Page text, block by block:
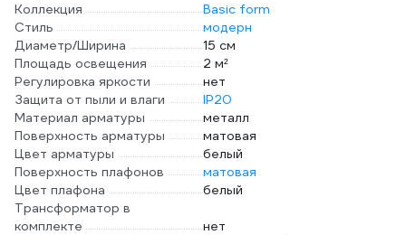
Коллекция
Basic form
Стиль
модерн
Диаметр/Ширина
15 см
Площадь освещения
2 м²
Регулировка яркости
нет
Защита от пыли и влаги
IP20
Материал арматуры
металл
Поверхность арматуры
матовая
Цвет арматуры
белый
Поверхность плафонов
матовая
Цвет плафона
белый
Трансформатор в
комплекте
нет